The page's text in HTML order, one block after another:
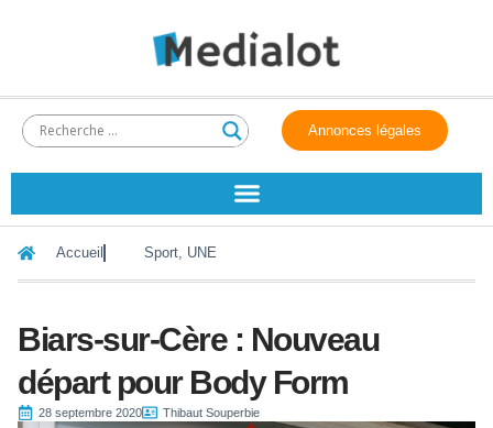
Annonces légales
Accueil Sport, UNE
Biars-sur-Cère : Nouveau
départ pour Body Form
28 septembre 2020 Thibaut Souperbie